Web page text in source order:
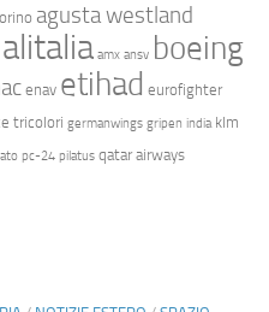
agusta westland
alitalia amx ansv boeing
enav etihad eurofighter
tricolori germanwings gripen india klm
pc-24 pilatus qatar airways